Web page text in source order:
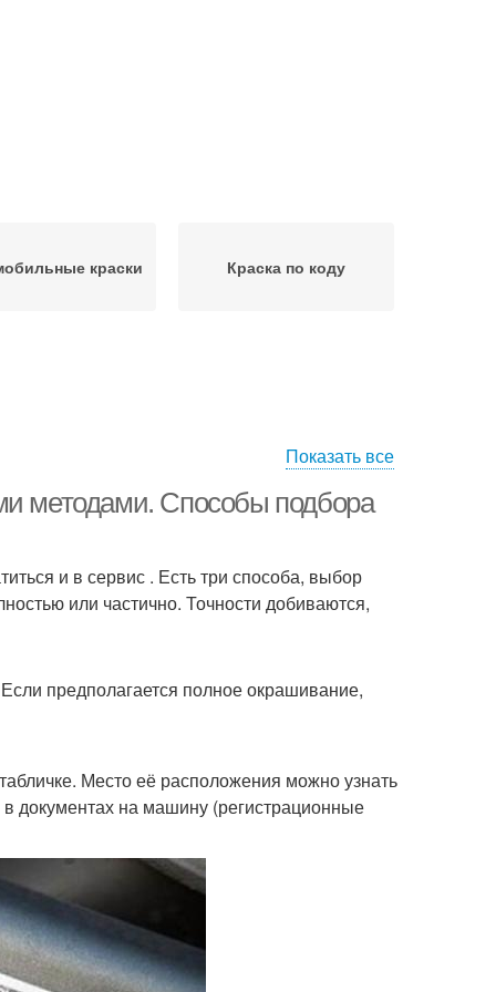
краски Краска по коду
Показать все
методами. Способы подбора
и в сервис . Есть три способа, выбор
или частично. Точности добиваются,
предполагается полное окрашивание,
Место её расположения можно узнать
документах на машину (регистрационные